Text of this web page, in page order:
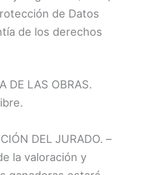
de Datos
de los derechos
DE LAS OBRAS.
DEL JURADO. –
la valoración y